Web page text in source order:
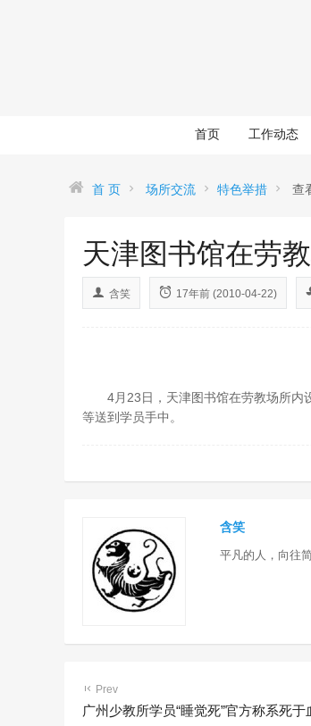
首页 工作动态
首 页 场所交流 特色举措 查
天津图书馆在劳
含笑 17年前 (2010-04-22)
4月23日，天津图书馆在劳教场所内设
等送到学员手中。
含笑
平凡的人，向往
Prev
广州少教所学员“睡觉死”官方称系死于